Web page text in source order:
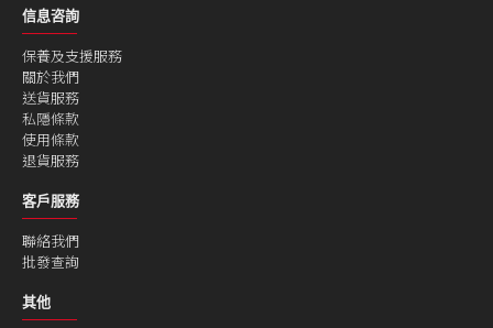
信息咨詢
保養及支援服務
關於我們
送貨服務
私隱條款
使用條款
退貨服務
客戶服務
聯絡我們
批發查詢
其他